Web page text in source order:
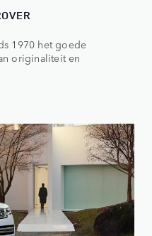
1970 het goede
originaliteit en